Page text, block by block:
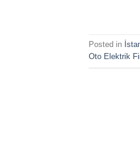
Posted in
Oto Elektrik